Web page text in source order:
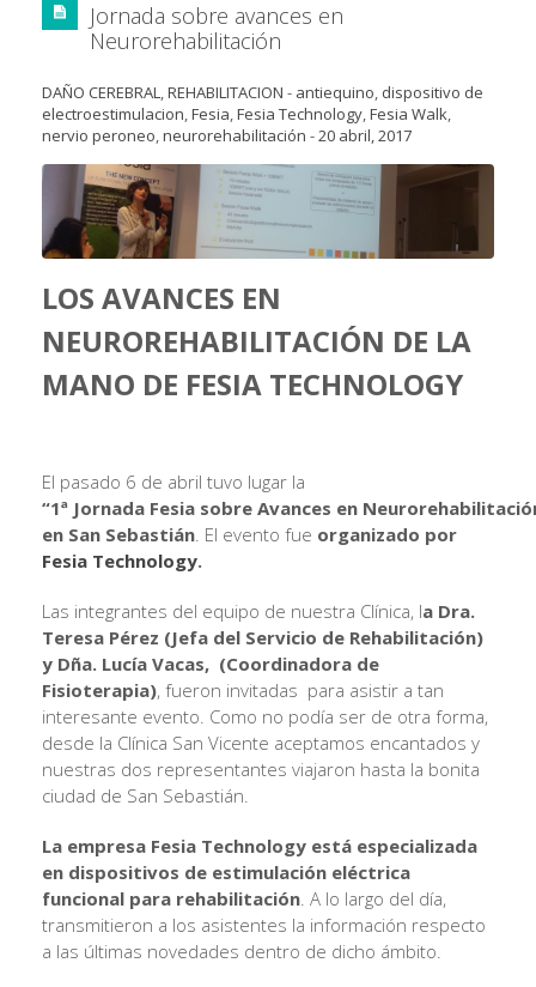
Jornada sobre avances en
Neurorehabilitación
DAÑO CEREBRAL,REHABILITACION - antiequino, dispositivo de
electroestimulacion,Fesia,Fesia Technology,Fesia Walk,
nervio peroneo,neurorehabilitación -20 abril, 2017
LOS AVANCES EN
NEUROREHABILITACIÓN DE LA
MANO DE FESIA TECHNOLOGY
El pasado 6 de abril tuvo lugar la
“1ª Jornada Fesia sobre Avances en
en San Sebastián . El evento fue organizado por
Fesia Technology.
Las integrantes del equipo de nuestra Clínica, la Dra.
Teresa Pérez (Jefa del Servicio de Rehabilitación)
y Dña. Lucía Vacas, (Coordinadora de
Fisioterapia), fueron invitadas para asistir a tan
interesante evento. Como no podía ser de otra forma,
desde la Clínica San Vicente aceptamos encantados y
nuestras dos representantes viajaron hasta la bonita
ciudad de San Sebastián.
La empresa Fesia Technology está especializada
en dispositivos de estimulación eléctrica
funcional para rehabilitación . A lo largo del día,
transmitieron a los asistentes la información respecto
a las últimas novedades dentro de dicho ámbito.